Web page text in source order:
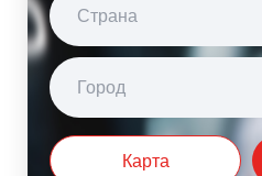
Страна
Город
Карта